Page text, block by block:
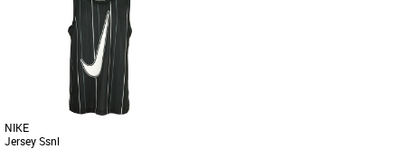
Débardeurs homme
Ce haut Jordan est parfait à porter
pour les saisons estivales. Doux,
agréable et léger, portez [...]
NIKE
Jersey Ssnl